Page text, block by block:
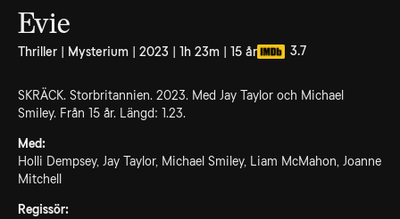
Evie
Thriller | Mysterium | 2023 | 1h 23m | 15 år 3.7
SKRÄCK. Storbritannien. 2023. Med Jay Taylor och Michael
Smiley. Från 15 år. Längd: 1.23.
Med:
Holli Dempsey, Jay Taylor, Michael Smiley, Liam McMahon, Joanne
Mitchell
Regissör: